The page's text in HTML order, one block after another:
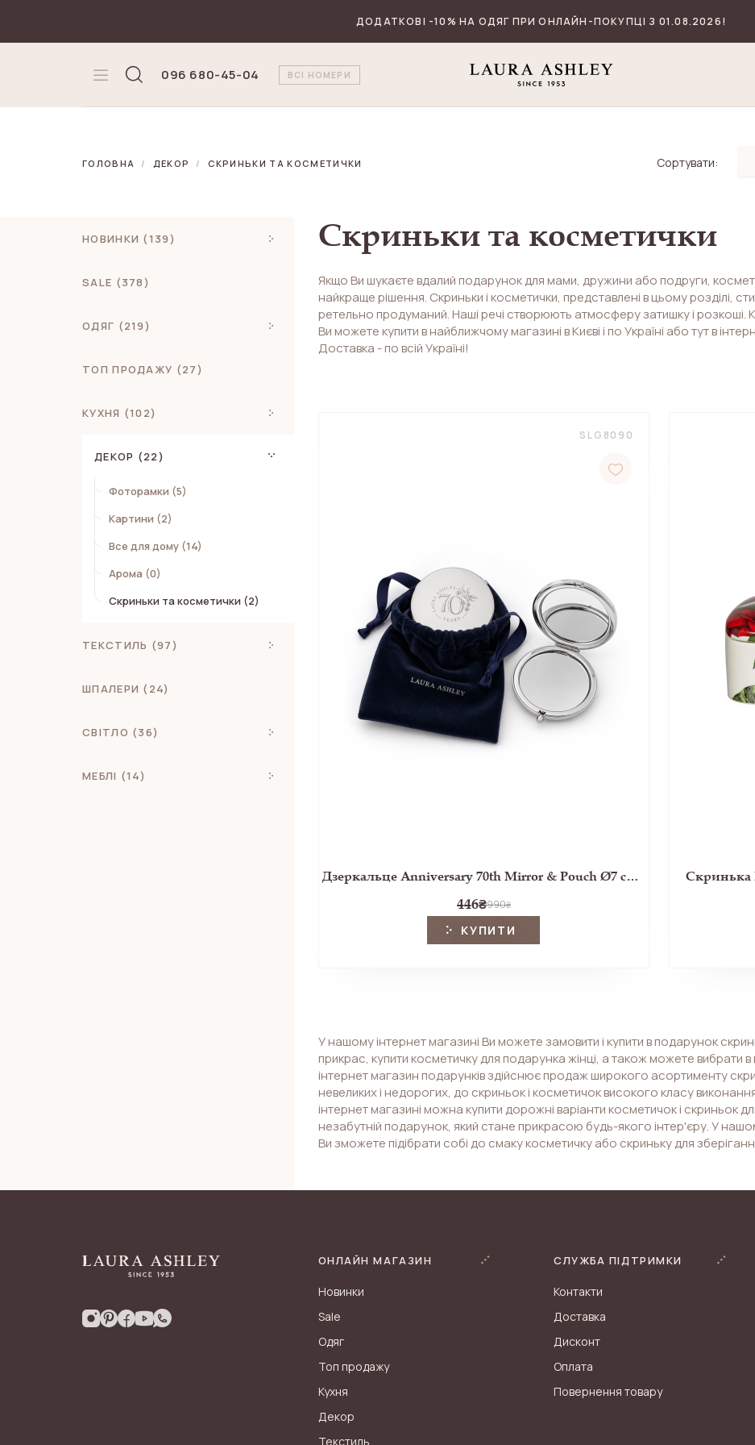
ДОДАТКОВІ -10% НА ОДЯГ ПРИ ОНЛАЙН-ПОКУПЦІ З 01.08.2026!
096 680-45-04 ВСІ НОМЕРИ
ГОЛОВНА ДЕКОР СКРИНЬКИ ТА КОСМЕТИЧКИ Сортувати:
НОВИНКИ (139)
SALE (378)
ОДЯГ (219)
ТОП ПРОДАЖУ (27)
КУХНЯ (102)
ДЕКОР (22)
Фоторамки (5)
Картини (2)
Все для дому (14)
Арома (0)
Скриньки та косметички (2)
ТЕКСТИЛЬ (97)
ШПАЛЕРИ (24)
СВІТЛО (36)
МЕБЛІ (14)
Скриньки та косметички
Якщо Ви шукаєте вдалий подарунок для мами, дружини або подруги,
найкраще рішення. Скриньки і косметички, представлені в цьому розділі,
ретельно продуманий. Наші речі створюють атмосферу затишку і розкоші.
Ви можете купити в найближчому магазині в Києві і по Україні або тут в
Доставка - по всій Україні!
SLG8090
Дзеркальце Anniversary 70th Mirror & Pouch Ø7 cm (Royal Bloom)
446₴990₴
КУПИТИ
Скринька
У нашому інтернет магазині Ви можете замовити і купити в подарунок
прикрас, купити косметичку для подарунка жінці, а також можете вибрати
інтернет магазин подарунків здійснює продаж широкого асортименту
невеликих і недорогих, до скриньок і косметичок високого класу
інтернет магазині можна купити дорожні варіанти косметичок і скриньок
незабутній подарунок, який стане прикрасою будь-якого інтер'єру. У
Ви зможете підібрати собі до смаку косметичку або скриньку для
ОНЛАЙН МАГАЗИН
Новинки
Sale
Одяг
Топ продажу
Кухня
Декор
Текстиль
СЛУЖБА ПІДТРИМКИ
Контакти
Доставка
Дисконт
Оплата
Повернення товару